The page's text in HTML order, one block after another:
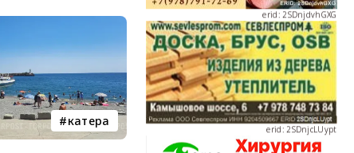
катера электроснабжение
erid: 2SDnjcLUypt